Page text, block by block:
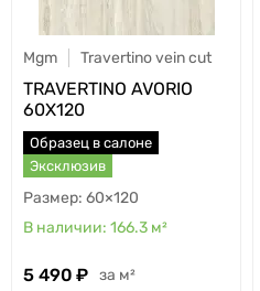
Mgm Travertino vein cut
TRAVERTINO AVORIO
60X120
Образец в салоне
Эксклюзив
60×120
166.3 м²
5 490 м²